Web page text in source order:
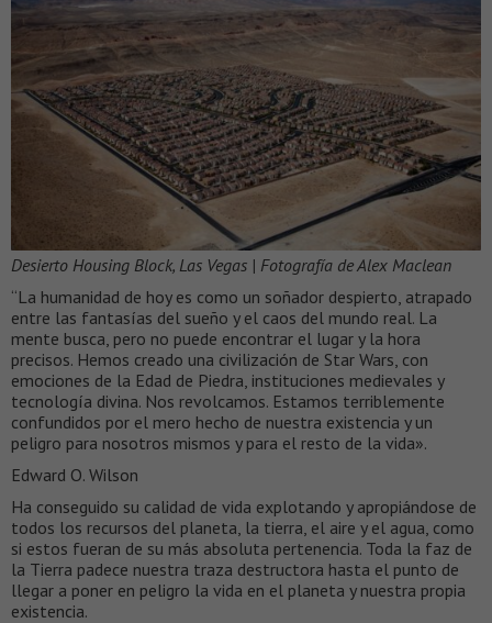
Desierto Housing Block, Las Vegas | Fotografía de Alex Maclean
“La humanidad de hoy es como un soñador despierto, atrapado
entre las fantasías del sueño y el caos del mundo real. La
mente busca, pero no puede encontrar el lugar y la hora
precisos. Hemos creado una civilización de Star Wars, con
emociones de la Edad de Piedra, instituciones medievales y
tecnología divina. Nos revolcamos. Estamos terriblemente
confundidos por el mero hecho de nuestra existencia y un
peligro para nosotros mismos y para el resto de la vida».
Edward O. Wilson
Ha conseguido su calidad de vida explotando y apropiándose de
todos los recursos del planeta, la tierra, el aire y el agua, como
si estos fueran de su más absoluta pertenencia. Toda la faz de
la Tierra padece nuestra traza destructora hasta el punto de
llegar a poner en peligro la vida en el planeta y nuestra propia
existencia.